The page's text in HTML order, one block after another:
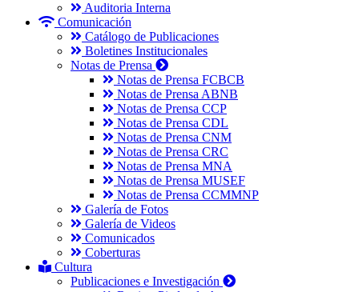
Auditoria Interna
Comunicación
Catálogo de Publicaciones
Boletines Institucionales
Notas de Prensa
Notas de Prensa FCBCB
Notas de Prensa ABNB
Notas de Prensa CCP
Notas de Prensa CDL
Notas de Prensa CNM
Notas de Prensa CRC
Notas de Prensa MNA
Notas de Prensa MUSEF
Notas de Prensa CCMMNP
Galería de Fotos
Galería de Videos
Comunicados
Coberturas
Cultura
Publicaciones e Investigación